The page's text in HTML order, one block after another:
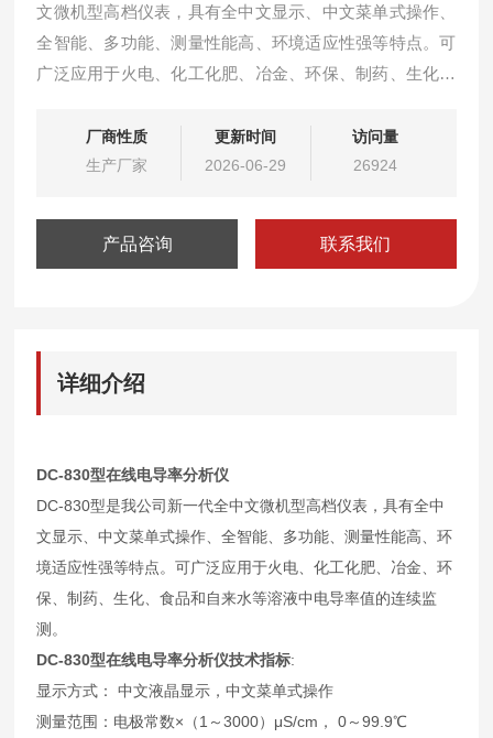
文微机型高档仪表，具有全中文显示、中文菜单式操作、
全智能、多功能、测量性能高、环境适应性强等特点。可
广泛应用于火电、化工化肥、冶金、环保、制药、生化、
厂商性质
生产厂家
更新时间
2026-06-29
访问量
26924
产品咨询 联系我们
详细介绍
DC-830型在线电导率分析仪
DC-830型是我公司新一代全中文微机型高档仪表，具有全中
文显示、中文菜单式操作、全智能、多功能、测量性能高、环
境适应性强等特点。可广泛应用于火电、化工化肥、冶金、环
保、制药、生化、食品和自来水等溶液中电导率值的连续监
测。
DC-830型在线电导率分析仪技术指标:
显示方式： 中文液晶显示，中文菜单式操作
测量范围：电极常数×（1～3000）μS/cm， 0～99.9℃